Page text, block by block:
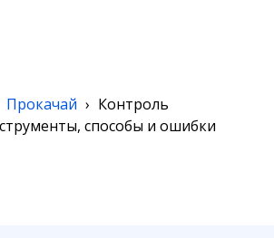
Прокачай › Контроль
способы и ошибки